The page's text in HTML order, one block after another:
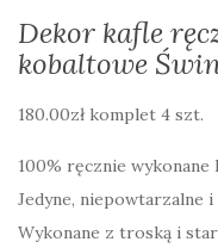
Dekor kafle
kobaltowe
180.00zł komplet 4 szt.
100% ręcznie wykonane
Jedyne, niepowtarzalne
Wykonane z troską i